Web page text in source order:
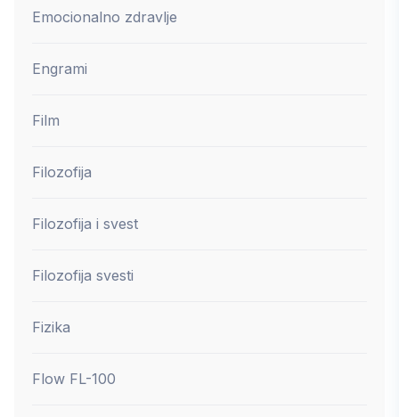
Emocionalno zdravlje
Engrami
Film
Filozofija
Filozofija i svest
Filozofija svesti
Fizika
Flow FL-100